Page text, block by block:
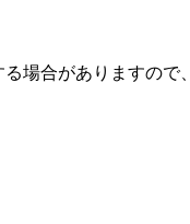
場合がありますの